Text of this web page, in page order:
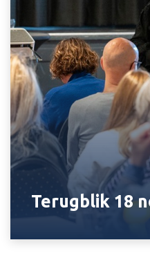
Terugblik 18